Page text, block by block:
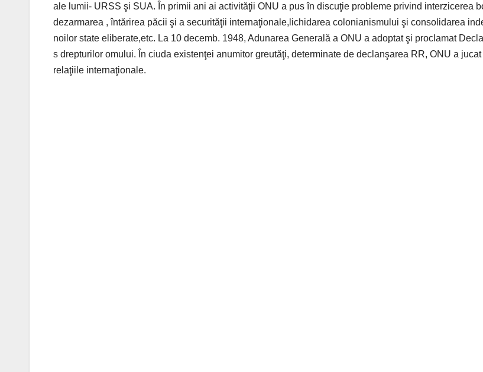
ale lumii- URSS şi SUA. În primii ani ai activităţii ONU a pus în discuţie probleme privind interzicerea
dezarmarea , întărirea păcii şi a securităţii internaţionale,lichidarea colonianismului şi consolidarea
noilor state eliberate,etc. La 10 decemb. 1948, Adunarea Generală a ONU a adoptat şi proclamat
s drepturilor omului. În ciuda existenţei anumitor greutăţi, determinate de declanşarea RR, ONU a
relaţiile internaţionale.